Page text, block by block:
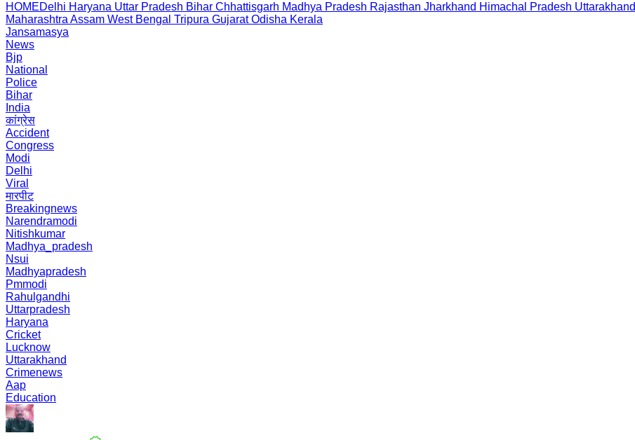
HOMEDelhi Haryana Uttar Pradesh Bihar Chhattisgarh Madhya Pradesh Rajasthan Jharkhand Himachal Pradesh Uttarakhand
Maharashtra Assam West Bengal Tripura Gujarat Odisha Kerala
Jansamasya
News
Bjp
National
Police
Bihar
India
कांग्रेस
Accident
Congress
Modi
Delhi
Viral
मारपीट
Breakingnews
Narendramodi
Nitishkumar
Madhya_pradesh
Nsui
Madhyapradesh
Pmmodi
Rahulgandhi
Uttarpradesh
Haryana
Cricket
Lucknow
Uttarakhand
Crimenews
Aap
Education